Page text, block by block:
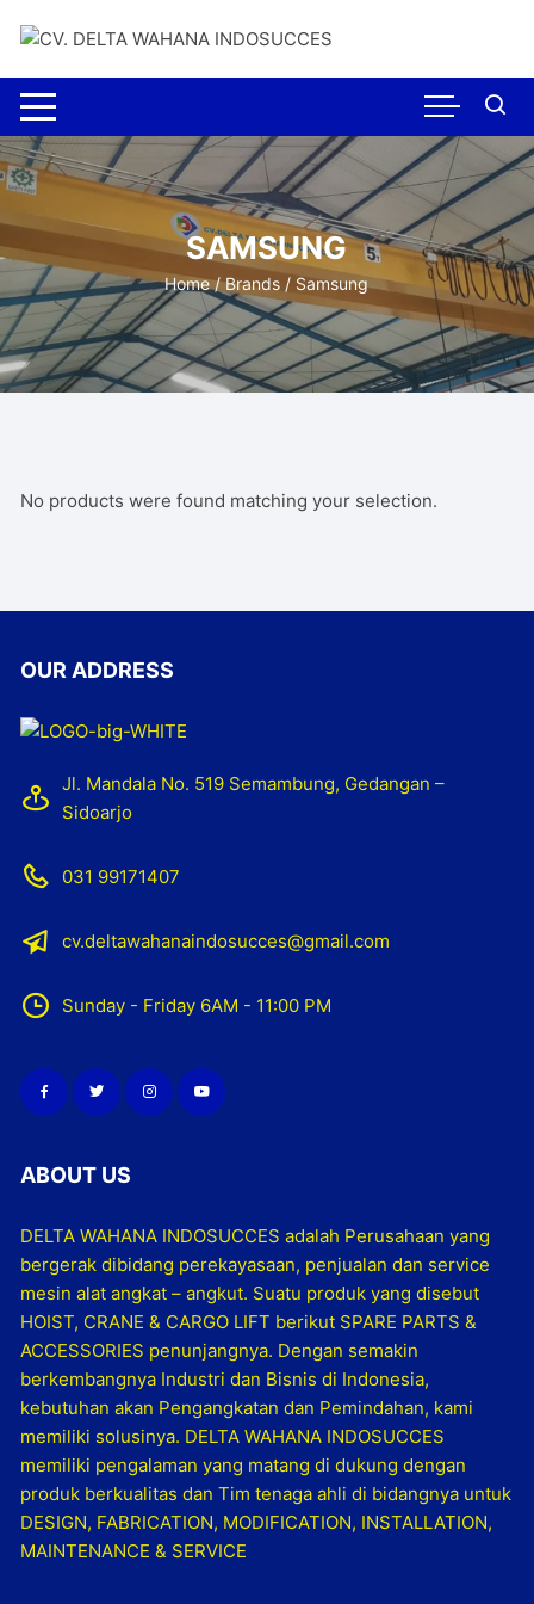
SAMSUNG
Home/ Brands / Samsung
No products were found matching your selection.
OUR ADDRESS
Jl. Mandala No. 519 Semambung, Gedangan –
Sidoarjo
031 99171407
cv.deltawahanaindosucces@gmail.com
Sunday - Friday 6AM - 11:00 PM
ABOUT US
DELTA WAHANA INDOSUCCES adalah Perusahaan yang
bergerak dibidang perekayasaan, penjualan dan service
mesin alat angkat – angkut. Suatu produk yang disebut
HOIST, CRANE & CARGO LIFT berikut SPARE PARTS &
ACCESSORIES penunjangnya. Dengan semakin
berkembangnya Industri dan Bisnis di Indonesia,
kebutuhan akan Pengangkatan dan Pemindahan, kami
memiliki solusinya. DELTA WAHANA INDOSUCCES
memiliki pengalaman yang matang di dukung dengan
produk berkualitas dan Tim tenaga ahli di bidangnya untuk
DESIGN, FABRICATION, MODIFICATION, INSTALLATION,
MAINTENANCE & SERVICE